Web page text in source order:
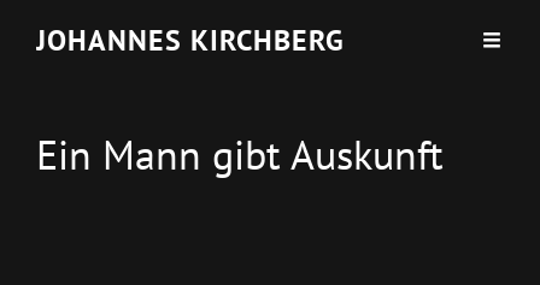
JOHANNES KIRCHBERG
Ein Mann gibt Auskunft